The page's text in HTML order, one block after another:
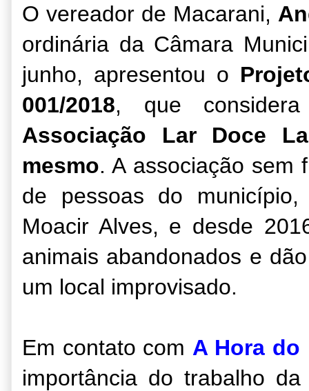
O vereador de Macarani,
ordinária da Câmara
junho, apresentou o
001/2018, que
Associação Lar Doce
mesmo. A associação sem
de pessoas do
Moacir Alves, e desde
animais abandonados e
um local improvisado.
Em contato com A Hora do
importância do trabalho